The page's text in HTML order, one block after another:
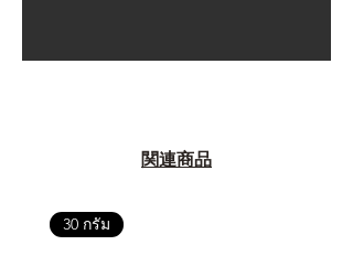
関連商品
30 กรัม